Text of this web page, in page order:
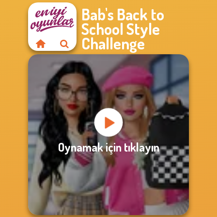
Bab's Back to
School Style
Challenge
Oynamak için tıklayın